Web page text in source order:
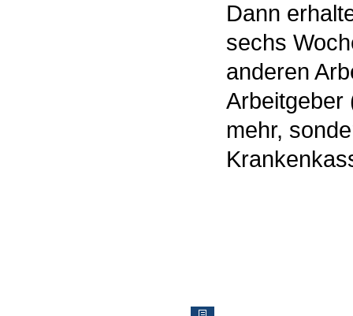
Dann
sechs
anderen
Arbeitgeber
mehr,